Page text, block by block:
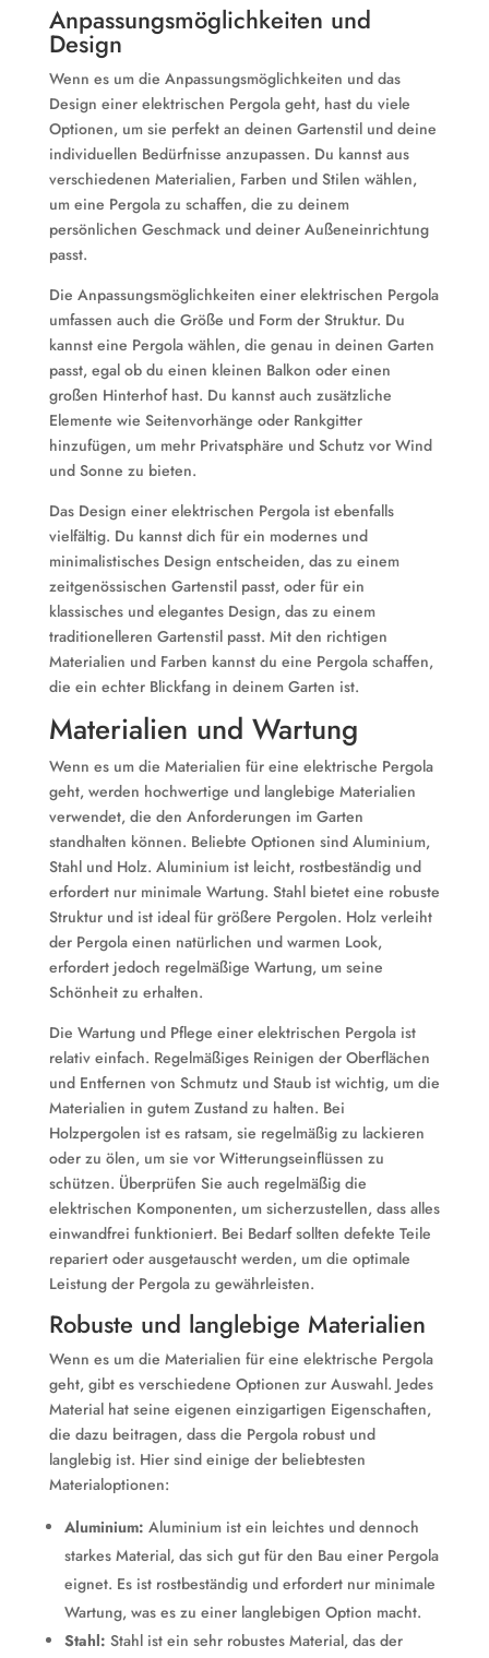
Anpassungsmöglichkeiten und
Design
Wenn es um die Anpassungsmöglichkeiten und das
Design einer elektrischen Pergola geht, hast du viele
Optionen, um sie perfekt an deinen Gartenstil und deine
individuellen Bedürfnisse anzupassen. Du kannst aus
verschiedenen Materialien, Farben und Stilen wählen,
um eine Pergola zu schaffen, die zu deinem
persönlichen Geschmack und deiner Außeneinrichtung
passt.
Die Anpassungsmöglichkeiten einer elektrischen Pergola
umfassen auch die Größe und Form der Struktur. Du
kannst eine Pergola wählen, die genau in deinen Garten
passt, egal ob du einen kleinen Balkon oder einen
großen Hinterhof hast. Du kannst auch zusätzliche
Elemente wie Seitenvorhänge oder Rankgitter
hinzufügen, um mehr Privatsphäre und Schutz vor Wind
und Sonne zu bieten.
Das Design einer elektrischen Pergola ist ebenfalls
vielfältig. Du kannst dich für ein modernes und
minimalistisches Design entscheiden, das zu einem
zeitgenössischen Gartenstil passt, oder für ein
klassisches und elegantes Design, das zu einem
traditionelleren Gartenstil passt. Mit den richtigen
Materialien und Farben kannst du eine Pergola schaffen,
die ein echter Blickfang in deinem Garten ist.
Materialien und Wartung
Wenn es um die Materialien für eine elektrische Pergola
geht, werden hochwertige und langlebige Materialien
verwendet, die den Anforderungen im Garten
standhalten können. Beliebte Optionen sind Aluminium,
Stahl und Holz. Aluminium ist leicht, rostbeständig und
erfordert nur minimale Wartung. Stahl bietet eine robuste
Struktur und ist ideal für größere Pergolen. Holz verleiht
der Pergola einen natürlichen und warmen Look,
erfordert jedoch regelmäßige Wartung, um seine
Schönheit zu erhalten.
Die Wartung und Pflege einer elektrischen Pergola ist
relativ einfach. Regelmäßiges Reinigen der Oberflächen
und Entfernen von Schmutz und Staub ist wichtig, um die
Materialien in gutem Zustand zu halten. Bei
Holzpergolen ist es ratsam, sie regelmäßig zu lackieren
oder zu ölen, um sie vor Witterungseinflüssen zu
schützen. Überprüfen Sie auch regelmäßig die
elektrischen Komponenten, um sicherzustellen, dass alles
einwandfrei funktioniert. Bei Bedarf sollten defekte Teile
repariert oder ausgetauscht werden, um die optimale
Leistung der Pergola zu gewährleisten.
Robuste und langlebige Materialien
Wenn es um die Materialien für eine elektrische Pergola
geht, gibt es verschiedene Optionen zur Auswahl. Jedes
Material hat seine eigenen einzigartigen Eigenschaften,
die dazu beitragen, dass die Pergola robust und
langlebig ist. Hier sind einige der beliebtesten
Materialoptionen:
Aluminium: Aluminium ist ein leichtes und dennoch
starkes Material, das sich gut für den Bau einer Pergola
eignet. Es ist rostbeständig und erfordert nur minimale
Wartung, was es zu einer langlebigen Option macht.
Stahl: Stahl ist ein sehr robustes Material, das der